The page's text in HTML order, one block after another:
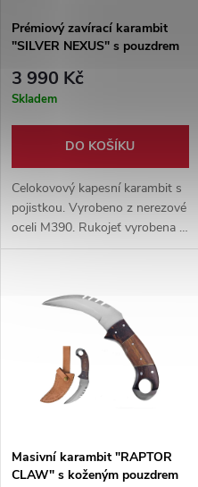
Prémiový zavírací karambit
"SILVER NEXUS" s pouzdrem
3 990 Kč
Skladem
DO KOŠÍKU
Celokovový kapesní karambit s
pojistkou. Vyrobeno z nerezové
oceli M390. Rukojeť vyrobena s
titanem. Moderní design se
Masivní karambit "RAPTOR
CLAW" s koženým pouzdrem